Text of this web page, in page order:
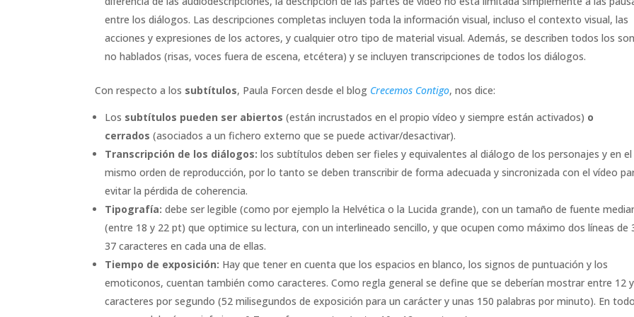
entre los diálogos. Las descripciones completas incluyen toda la información visual, incluso el contexto visual, las
acciones y expresiones de los actores, y cualquier otro tipo de material visual. Además, se describen todos los
no hablados (risas, voces fuera de escena, etcétera) y se incluyen transcripciones de todos los diálogos.
Con respecto a los subtítulos, Paula Forcen desde el blog Crecemos Contigo, nos dice:
Los subtítulos pueden ser abiertos (están incrustados en el propio vídeo y siempre están activados) o
cerrados (asociados a un fichero externo que se puede activar/desactivar).
Transcripción de los diálogos: los subtítulos deben ser fieles y equivalentes al diálogo de los personajes y en el
mismo orden de reproducción, por lo tanto se deben transcribir de forma adecuada y sincronizada con el vídeo
evitar la pérdida de coherencia.
Tipografía: debe ser legible (como por ejemplo la Helvética o la Lucida grande), con un tamaño de fuente
(entre 18 y 22 pt) que optimice su lectura, con un interlineado sencillo, y que ocupen como máximo dos líneas de
37 caracteres en cada una de ellas.
Tiempo de exposición: Hay que tener en cuenta que los espacios en blanco, los signos de puntuación y los
emoticonos, cuentan también como caracteres. Como regla general se define que se deberían mostrar entre 12
caracteres por segundo (52 milisegundos de exposición para un carácter y unas 150 palabras por minuto). En